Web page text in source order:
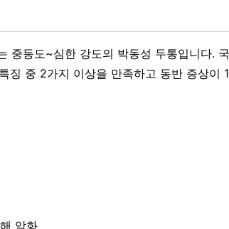
중등도~심한 강도의 박동성 두통입니다.
징 중 2가지 이상을 만족하고 동반 증상이
악화